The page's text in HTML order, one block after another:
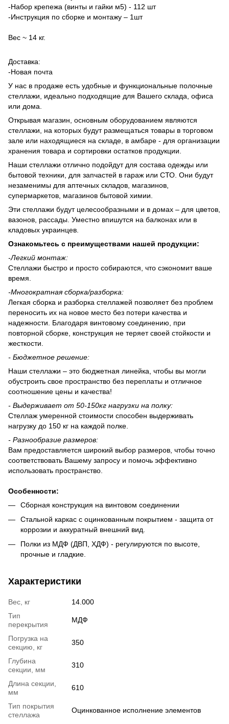
-Набор крепежа (винты и гайки м5) - 112 шт
-Инструкция по сборке и монтажу – 1шт
Вес ~ 14 кг.
Доставка:
-Новая почта
У нас в продаже есть удобные и функциональные полочные
стеллажи, идеально подходящие для Вашего склада, офиса
или дома.
Открывая магазин, основным оборудованием являются
стеллажи, на которых будут размещаться товары в торговом
зале или находящиеся на складе, в амбаре - для организации
хранения товара и сортировки остатков продукции.
Наши стеллажи отлично подойдут для состава одежды или
бытовой техники, для запчастей в гараж или СТО. Они будут
незаменимы для аптечных складов, магазинов,
супермаркетов, магазинов бытовой химии.
Эти стеллажи будут целесообразными и в домах – для цветов,
вазонов, рассады. Уместно впишутся на балконах или в
кладовых украинцев.
Ознакомьтесь с преимуществами нашей продукции:
-Легкий монтаж:
Стеллажи быстро и просто собираются, что сэкономит ваше
время.
-Многократная сборка/разборка:
Легкая сборка и разборка стеллажей позволяет без проблем
переносить их на новое место без потери качества и
надежности. Благодаря винтовому соединению, при
повторной сборке, конструкция не теряет своей стойкости и
жесткости.
- Бюджетное решение:
Наши стеллажи – это бюджетная линейка, чтобы вы могли
обустроить свое пространство без переплаты и отличное
соотношение цены и качества!
- Выдерживает от 50-150кг нагрузки на полку:
Стеллаж умеренной стоимости способен выдерживать
нагрузку до 150 кг на каждой полке.
- Разнообразие размеров:
Вам предоставляется широкий выбор размеров, чтобы точно
соответствовать Вашему запросу и помочь эффективно
использовать пространство.
Особенности:
Сборная конструкция на винтовом соединении
Стальной каркас с оцинкованным покрытием - защита от
коррозии и аккуратный внешний вид.
Полки из МДФ (ДВП, ХДФ) - регулируются по высоте,
прочные и гладкие.
Характеристики
Вес, кг
14.000
Тип
перекрытия
МДФ
Погрузка на
секцию, кг
350
Глубина
секции, мм
310
Длина секции,
мм
610
Тип покрытия
стеллажа
Оцинкованное исполнение элементов